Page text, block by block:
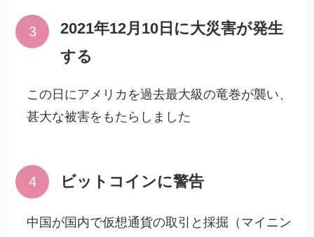
2021年12月10日に大災害が発生
する
この日にアメリカを過去最大級の竜巻が襲い、
甚大な被害をもたらしました
ビットコインに警告
中国が国内で仮想通貨の取引と採掘（マイニン